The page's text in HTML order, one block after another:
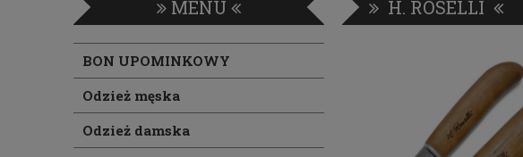
MENU
BON UPOMINKOWY
Odzież męska
Odzież damska
H. ROSELLI